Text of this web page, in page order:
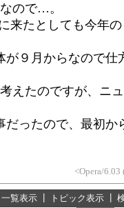
ので…。
来たとしても今年
が９月からなので仕
えたのですが、ニ
だったので、最初か
<Opera/
一覧表示 トピック表示